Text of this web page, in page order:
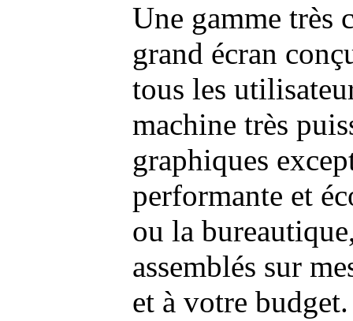
Une gamme très
grand écran
tous les
machine très
graphiques
performante et
ou la
assemblés sur
et à votre